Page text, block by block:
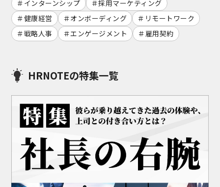
インターンシップ
採用マーケティング
健康経営
オンボーディング
リモートワーク
戦略人事
エンゲージメント 雇用契約
HRNOTEの特集一覧